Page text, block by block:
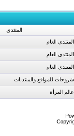
المنتدى
المنتدى العام
المنتدى العام
المنتدى العام
شروحات للمواقع والمنتديات
عالم المرأة